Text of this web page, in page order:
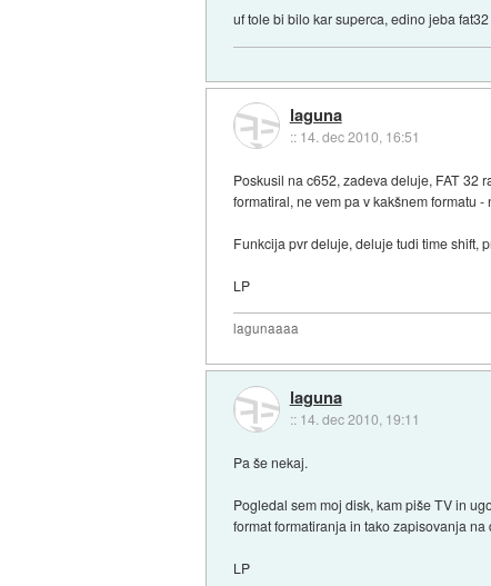
uf tole bi bilo kar superca, edino jeba
laguna
:: 14. dec 2010, 16:51
Poskusil na c652, zadeva deluje, FAT 32
formatiral, ne vem pa v kakšnem formatu -
Funkcija pvr deluje, deluje tudi time shift,
LP
lagunaaaa
laguna
:: 14. dec 2010, 19:11
Pa še nekaj.
Pogledal sem moj disk, kam piše TV in
format formatiranja in tako zapisovanja
LP